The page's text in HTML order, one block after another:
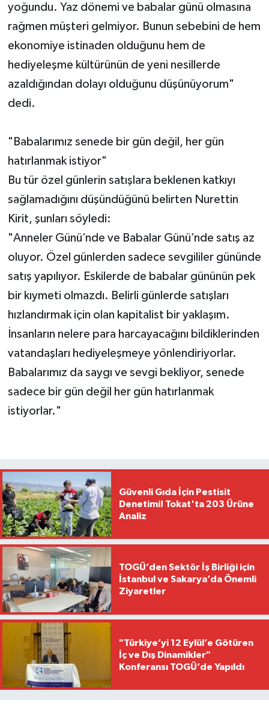
yoğundu. Yaz dönemi ve babalar günü olmasına
rağmen müşteri gelmiyor. Bunun sebebini de hem
ekonomiye istinaden olduğunu hem de
hediyeleşme kültürünün de yeni nesillerde
azaldığından dolayı olduğunu düşünüyorum"
dedi.
"Babalarımız senede bir gün değil, her gün
hatırlanmak istiyor"
Bu tür özel günlerin satışlara beklenen katkıyı
sağlamadığını düşündüğünü belirten Nurettin
Kirit, şunları söyledi:
"Anneler Günü’nde ve Babalar Günü’nde satış az
oluyor. Özel günlerden sadece sevgililer gününde
satış yapılıyor. Eskilerde de babalar gününün pek
bir kıymeti olmazdı. Belirli günlerde satışları
hızlandırmak için olan kapitalist bir yaklaşım.
İnsanların nelere para harcayacağını bildiklerinden
vatandaşları hediyeleşmeye yönlendiriyorlar.
Babalarımız da saygı ve sevgi bekliyor, senede
sadece bir gün değil her gün hatırlanmak
istiyorlar."
Güvenli Gıda İçin Pestisit
Denetimi! Tokat'ta 203 Ürüne
Analiz
TOGÜ’den Sektör İş Birliği için
İstanbul ve Sakarya’da Önemli
Ziyaretler
"Türkiye’yi 12 Eylül’e Götüren
İç ve Dış Dinamikler"
Konferansı TOGÜ’de Yapıldı